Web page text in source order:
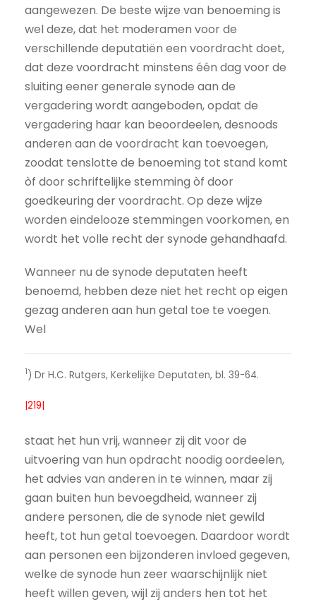
aangewezen. De beste wijze van benoeming is
wel deze, dat het moderamen voor de
verschillende deputatiën een voordracht doet,
dat deze voordracht minstens één dag voor de
sluiting eener generale synode aan de
vergadering wordt aangeboden, opdat de
vergadering haar kan beoordeelen, desnoods
anderen aan de voordracht kan toevoegen,
zoodat tenslotte de benoeming tot stand komt
òf door schriftelijke stemming òf door
goedkeuring der voordracht. Op deze wijze
worden eindelooze stemmingen voorkomen, en
wordt het volle recht der synode gehandhaafd.
Wanneer nu de synode deputaten heeft
benoemd, hebben deze niet het recht op eigen
gezag anderen aan hun getal toe te voegen.
Wel
1) Dr H.C. Rutgers, Kerkelijke Deputaten, bl. 39-64.
|219|
staat het hun vrij, wanneer zij dit voor de
uitvoering van hun opdracht noodig oordeelen,
het advies van anderen in te winnen, maar zij
gaan buiten hun bevoegdheid, wanneer zij
andere personen, die de synode niet gewild
heeft, tot hun getal toevoegen. Daardoor wordt
aan personen een bijzonderen invloed gegeven,
welke de synode hun zeer waarschijnlijk niet
heeft willen geven, wijl zij anders hen tot het